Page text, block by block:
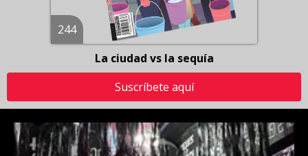
244
La ciudad vs la sequía
Suscríbete aquí